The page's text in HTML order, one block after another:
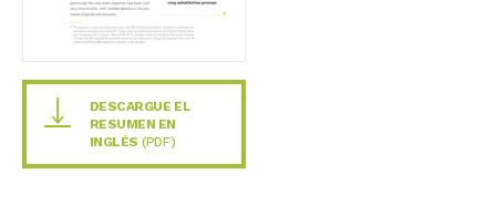
DESCARGUE EL
RESUMEN EN
INGLÉS (PDF)